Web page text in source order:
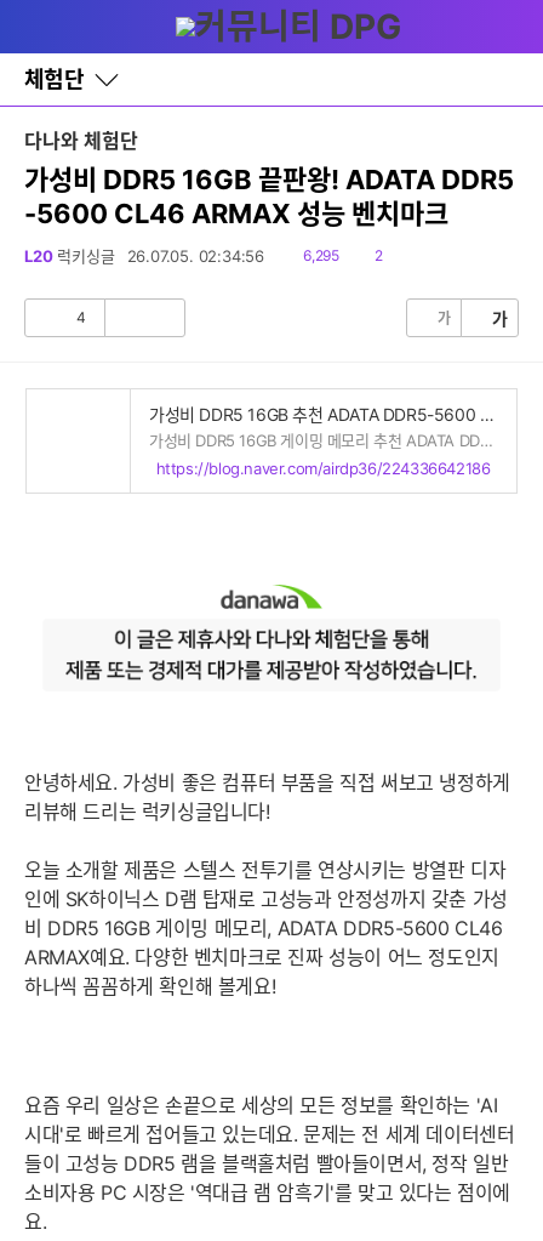
와
홈
체험단
바
로
가
기
레
이
어
토
다나와 체험단
가성비 DDR5 16GB 끝판왕! ADATA DDR5
-5600 CL46 ARMAX 성능 벤치마크
L20 럭키싱글 26.07.05. 02:34:56
읽
6,295
댓
2
4 가 가
가성비 DDR5 16GB 추천 ADATA DDR5-5600 CL46 ARMAX 리뷰
가성비 DDR5 16GB 게이밍 메모리 추천 ADATA DDR5-5600 CL46 ARMAX 리뷰 안녕하세요. ...
https://blog.naver.com/airdp36/224336642186
안녕하세요. 가성비 좋은 컴퓨터 부품을 직접 써보고 냉정하게
리뷰해 드리는 럭키싱글입니다!
오늘 소개할 제품은 스텔스 전투기를 연상시키는 방열판 디자
인에 SK하이닉스 D램 탑재로 고성능과 안정성까지 갖춘 가성
비 DDR5 16GB 게이밍 메모리, ADATA DDR5-5600 CL46
ARMAX예요. 다양한 벤치마크로 진짜 성능이 어느 정도인지
하나씩 꼼꼼하게 확인해 볼게요!
요즘 우리 일상은 손끝으로 세상의 모든 정보를 확인하는 'AI
시대'로 빠르게 접어들고 있는데요. 문제는 전 세계 데이터센터
들이 고성능 DDR5 램을 블랙홀처럼 빨아들이면서, 정작 일반
소비자용 PC 시장은 '역대급 램 암흑기'를 맞고 있다는 점이에
요.